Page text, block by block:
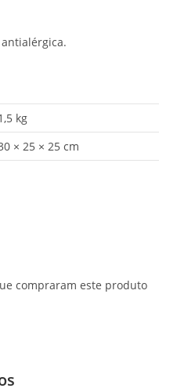
kg
× 25 × 25 cm
compraram este produto